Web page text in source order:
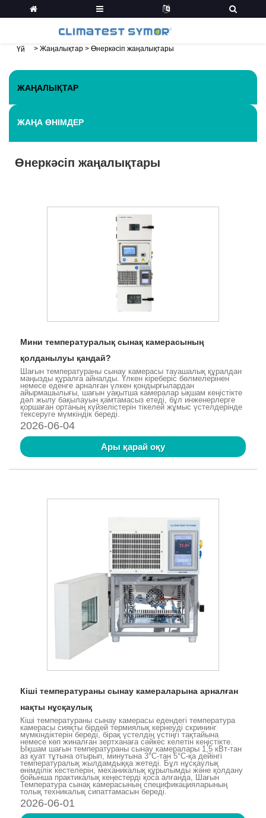
Үй > Жаңалықтар > Өнеркәсіп жаңалықтары
ЖАҢАЛЫҚТАР
ЖАҢА ӨНІМДЕР
Өнеркәсіп жаңалықтары
Мини температуралық сынақ камерасының
қолданылуы қандай?
Шағын температураны сынау камерасы тауашалық құралдан
маңызды құралға айналды. Үлкен кіреберіс бөлмелерінен
немесе еденге арналған үлкен қондырғылардан
айырмашылығы, шағын уақытша камералар ықшам кеңістікте
дәл жылу бақылауын қамтамасыз етеді, бұл инженерлерге
қоршаған ортаның күйзелістерін тікелей жұмыс үстелдерінде
тексеруге мүмкіндік береді.
2026-06-04
Ары қарай оқу
Кіші температураны сынау камераларына арналған
нақты нұсқаулық
Кіші температураны сынау камерасы едендегі температура
камерасы сияқты бірдей термиялық кернеуді скрининг
мүмкіндіктерін береді, бірақ үстелдің үстіңгі тақтайына
немесе көп жиналған зертханаға сәйкес келетін кеңістікте.
Ықшам шағын температураны сынау камералары 1,5 кВт-тан
аз қуат тұтына отырып, минутына 3°C-тан 5°C-қа дейінгі
температуралық жылдамдыққа жетеді. Бұл нұсқаулық
өнімділік кестелерін, механикалық құрылымды және қолдану
бойынша практикалық кеңестерді қоса алғанда, Шағын
Температура сынақ камерасының спецификацияларының
толық техникалық сипаттамасын береді.
2026-06-01